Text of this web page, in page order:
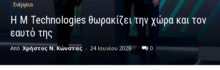
Ενέργεια
Η M Technologies θωρακίζει την χώρα και τον
εαυτό της
Από Χρήστος Ν. Κώνστας - 24 Ιουνίου 2026 0